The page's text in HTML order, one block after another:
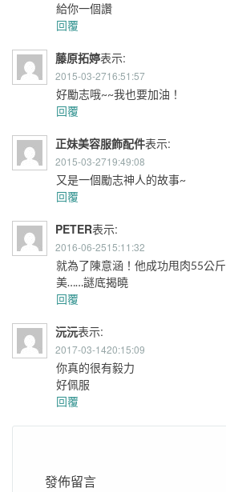
給你一個讚
回覆
藤原拓婷表示:
2015-03-2716:51:57
好勵志哦~~我也要加油！
回覆
正妹美容服飾配件表示:
2015-03-2719:49:08
又是一個勵志神人的故事~
回覆
PETER表示:
2016-06-2515:11:32
就為了陳意涵！他成功甩肉55公
美……謎底揭曉
回覆
沅沅表示:
2017-03-1420:15:09
你真的很有毅力
好佩服
回覆
發佈留言